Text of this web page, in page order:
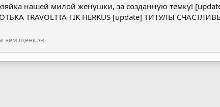
нашей милой женушки, за созданную темку!
TRAVOLTTA TIK HERKUS [update] ТИТУЛЫ
щенков